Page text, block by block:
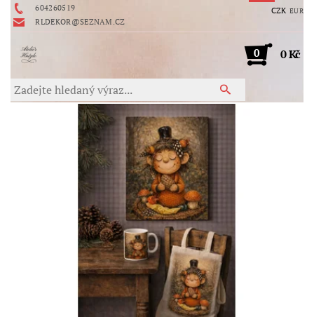
604260519
RLDEKOR@SEZNAM.CZ
CZK EUR
0 0 Kč